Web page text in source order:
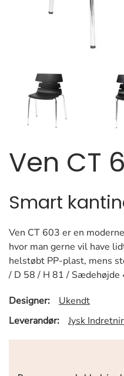
Ven CT
Smart
Ven CT 603 er en
hvor man gerne vil have
helstøbt PP-plast, mens
/ D 58 / H 81 / Sædehøjde
Designer:
Ukendt
Leverandør:
Jysk